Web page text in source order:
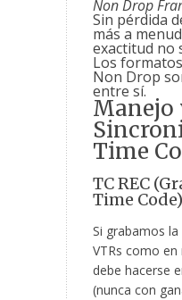
Non Drop
Sin pérdida
más a
exactitud no
Los
Non Drop
entre sí.
Manejo
Time
TC REC
Time Code)
Si grabamos
VTRs como
debe hacerse
(nunca con